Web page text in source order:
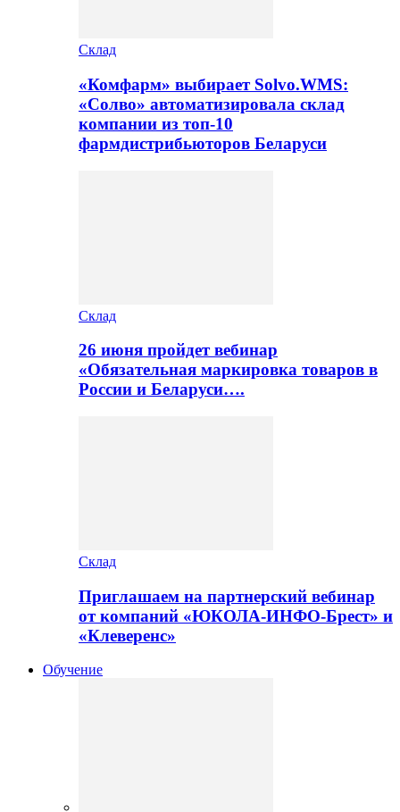
Склад
«Комфарм» выбирает Solvo.WMS:
«Солво» автоматизировала склад
компании из топ-10
фармдистрибьюторов Беларуси
Склад
26 июня пройдет вебинар
«Обязательная маркировка товаров в
России и Беларуси….
Склад
Приглашаем на партнерский вебинар
от компаний «ЮКОЛА-ИНФО-Брест» и
«Клеверенс»
Обучение